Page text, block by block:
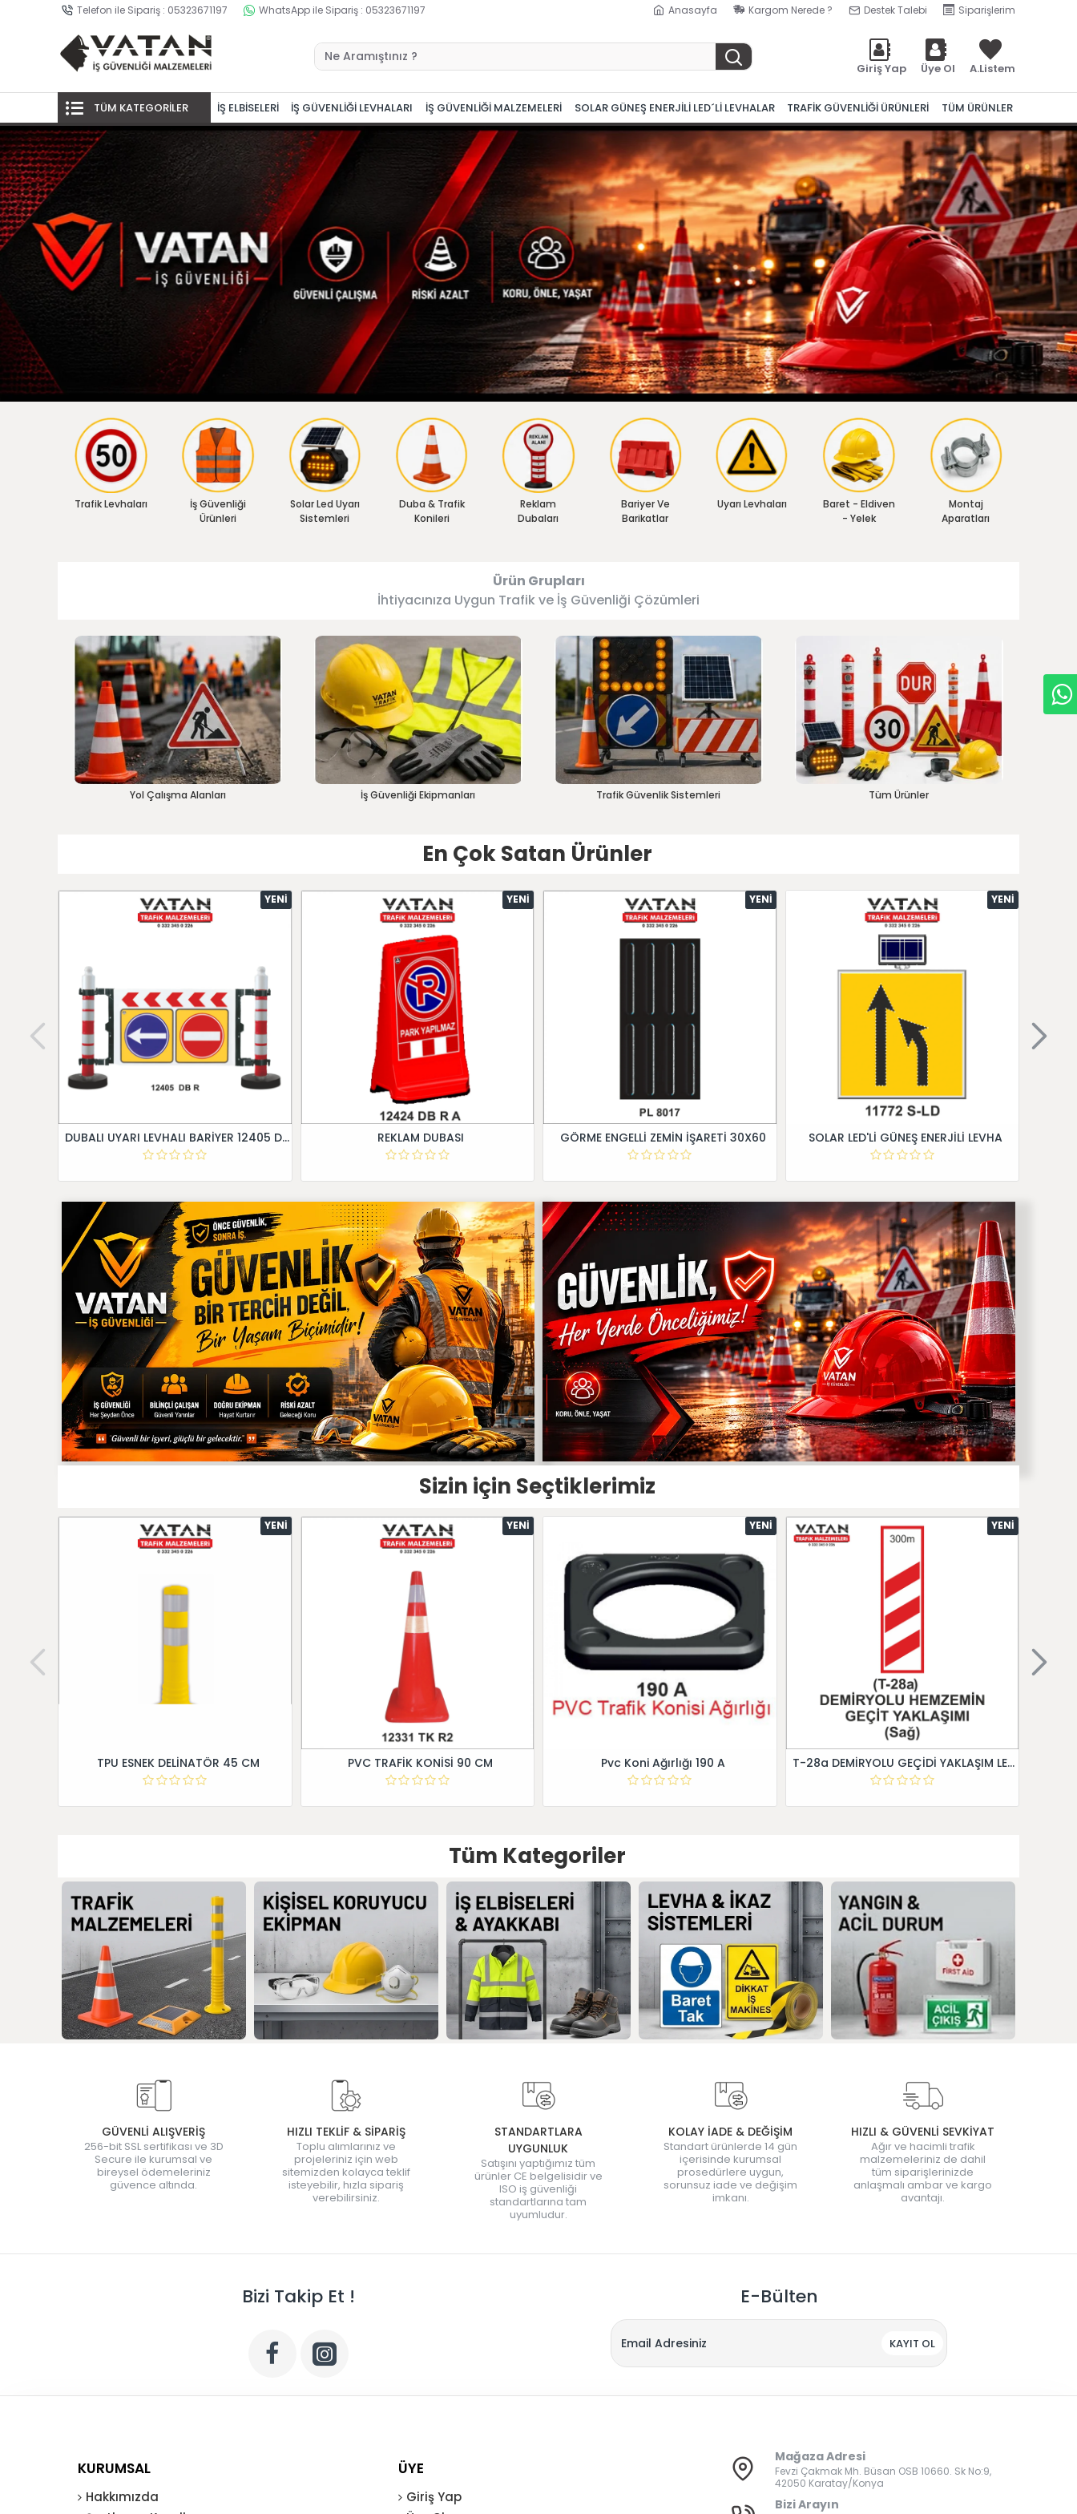
Telefon ile Sipariş : 05323671197 WhatsApp ile Sipariş : 05323671197 Anasayfa Kargom Nerede ? Destek Talebi Siparişlerim
Giriş Yap Üye Ol A.Listem
TÜM KATEGORİLER İŞ ELBİSELERİ İŞ GÜVENLİĞİ LEVHALARI İŞ GÜVENLİĞİ MALZEMELERİ SOLAR GÜNEŞ ENERJİLİ LED´Lİ LEVHALAR TRAFİK GÜVENLİĞİ ÜRÜNLERİ TÜM ÜRÜNLER
Trafik Levhaları
İş Güvenliği
Ürünleri
Solar Led Uyarı
Sistemleri
Duba & Trafik
Konileri
Reklam
Dubaları
Bariyer Ve
Barikatlar
Uyarı Levhaları
Baret - Eldiven
- Yelek
Montaj
Aparatları
Ürün Grupları
İhtiyacınıza Uygun Trafik ve İş Güvenliği Çözümleri
Yol Çalışma Alanları İş Güvenliği Ekipmanları Trafik Güvenlik Sistemleri Tüm Ürünler
En Çok Satan Ürünler
YENI
DUBALI UYARI LEVHALI BARİYER 12405 DB R
YENI
REKLAM DUBASI
YENI
GÖRME ENGELLİ ZEMİN İŞARETİ 30X60
YENI
SOLAR LED'Lİ GÜNEŞ ENERJİLİ LEVHA
Sizin için Seçtiklerimiz
YENI
TPU ESNEK DELİNATÖR 45 CM
YENI
PVC TRAFİK KONİSİ 90 CM
YENI
Pvc Koni Ağırlığı 190 A
YENI
T-28a DEMİRYOLU GEÇİDİ YAKLAŞIM LEVHALARI (Sağ)
Tüm Kategoriler
GÜVENLİ ALIŞVERİŞ
256-bit SSL sertifikası ve 3D
Secure ile kurumsal ve
bireysel ödemeleriniz
güvence altında.
HIZLI TEKLİF & SİPARİŞ
Toplu alımlarınız ve
projeleriniz için web
sitemizden kolayca teklif
isteyebilir, hızla sipariş
verebilirsiniz.
STANDARTLARA
UYGUNLUK
Satışını yaptığımız tüm
ürünler CE belgelisidir ve
ISO iş güvenliği
standartlarına tam
uyumludur.
KOLAY İADE & DEĞİŞİM
Standart ürünlerde 14 gün
içerisinde kurumsal
prosedürlere uygun,
sorunsuz iade ve değişim
imkanı.
HIZLI & GÜVENLİ SEVKİYAT
Ağır ve hacimli trafik
malzemeleriniz de dahil
tüm siparişlerinizde
anlaşmalı ambar ve kargo
avantajı.
Bizi Takip Et ! E-Bülten
KAYIT OL
KURUMSAL
Hakkımızda
ÜYE
Giriş Yap
Mağaza Adresi
Fevzi Çakmak Mh. Büsan OSB 10660. Sk No:9,
42050 Karatay/Konya
Bizi Arayın